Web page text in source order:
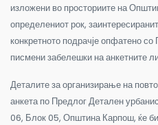
изложени во просториите на
определениот рок,
конкретното подрачје опфатено
писмени забелешки на анкетните
Деталите за организирање на
анкета по Предлог Детален
06, Блок 05, Општина Карпош, ќе